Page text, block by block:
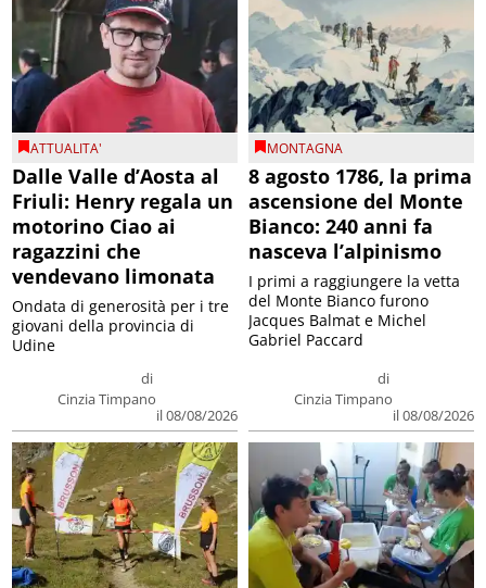
ATTUALITA'
Dalle Valle d’Aosta al
Friuli: Henry regala un
motorino Ciao ai
ragazzini che
vendevano limonata
di
Cinzia Timpano
il 08/08/2026
Ondata di generosità per i tre
giovani della provincia di
Udine
MONTAGNA
8 agosto 1786, la prima
ascensione del Monte
Bianco: 240 anni fa
nasceva l’alpinismo
di
Cinzia Timpano
il 08/08/2026
I primi a raggiungere la vetta
del Monte Bianco furono
Jacques Balmat e Michel
Gabriel Paccard